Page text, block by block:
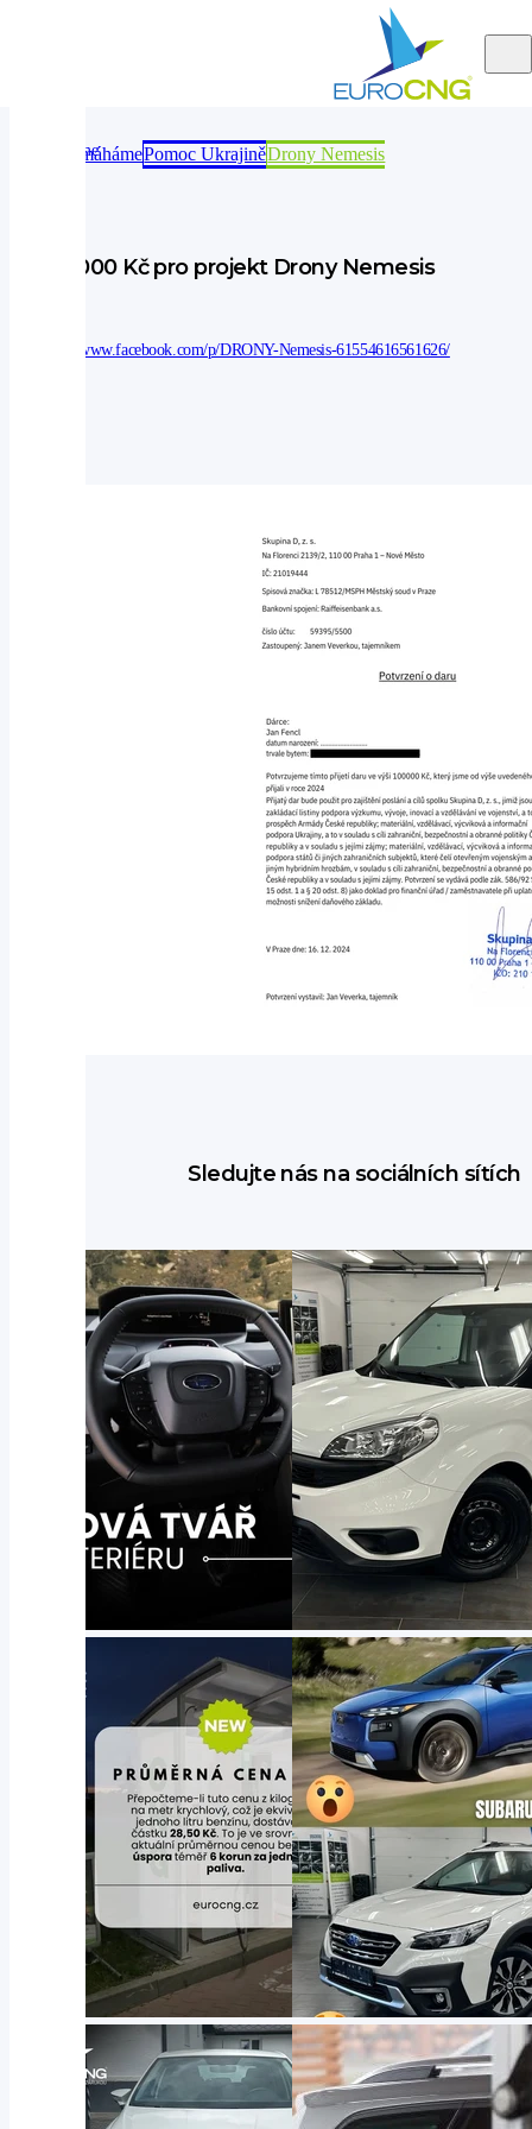
Pomáháme Drony Nemesis
PomáhámePomoc UkrajiněDrony Nemesis
100.000 Kč pro projekt Drony Nemesis
https://www.facebook.com/p/DRONY-Nemesis-61554616561626/
Sledujte nás na sociálních sítích